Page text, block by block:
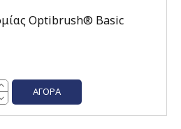
Optibrush® Basic
ΑΓΟΡΆ